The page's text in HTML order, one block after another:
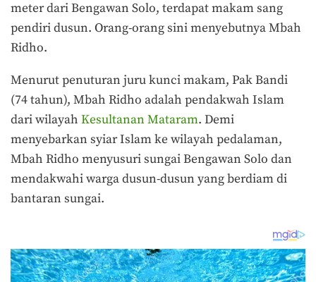
meter dari Bengawan Solo, terdapat makam sang
pendiri dusun. Orang-orang sini menyebutnya Mbah
Ridho.
Menurut penuturan juru kunci makam, Pak Bandi
(74 tahun), Mbah Ridho adalah pendakwah Islam
dari wilayah Kesultanan Mataram. Demi
menyebarkan syiar Islam ke wilayah pedalaman,
Mbah Ridho menyusuri sungai Bengawan Solo dan
mendakwahi warga dusun-dusun yang berdiam di
bantaran sungai.